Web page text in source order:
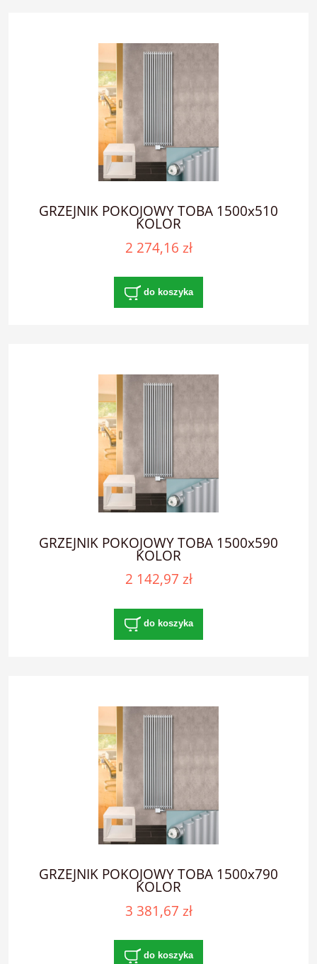
GRZEJNIK POKOJOWY TOBA 1500x510
KOLOR
2 274,16 zł
do koszyka
GRZEJNIK POKOJOWY TOBA 1500x590
KOLOR
2 142,97 zł
do koszyka
GRZEJNIK POKOJOWY TOBA 1500x790
KOLOR
3 381,67 zł
do koszyka